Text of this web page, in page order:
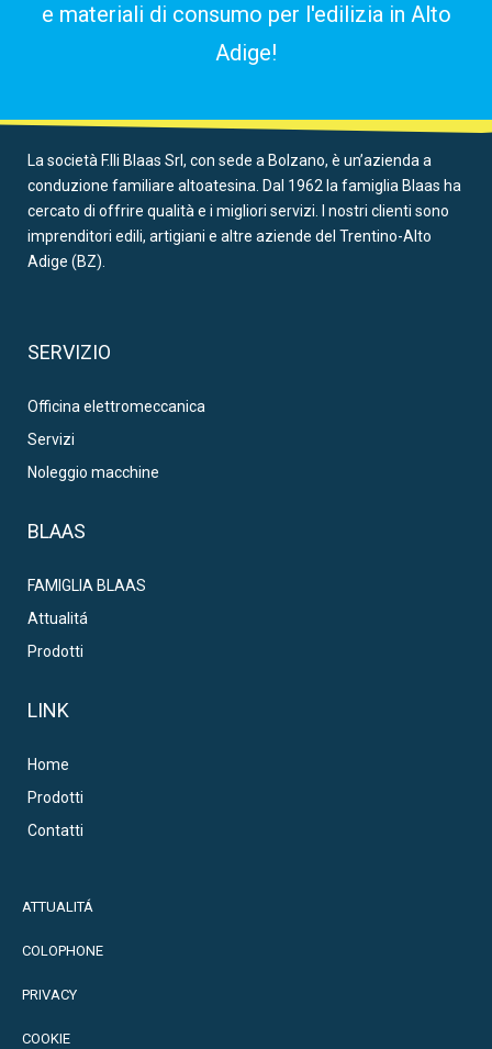
e materiali di consumo per l'edilizia in Alto
Adige!
La società F.lli Blaas Srl, con sede a Bolzano, è un’azienda a
conduzione familiare altoatesina. Dal 1962 la famiglia Blaas ha
cercato di offrire qualità e i migliori servizi. I nostri clienti sono
imprenditori edili, artigiani e altre aziende del Trentino-Alto
Adige (BZ).
SERVIZIO
Officina elettromeccanica
Servizi
Noleggio macchine
BLAAS
FAMIGLIA BLAAS
Attualitá
Prodotti
LINK
Home
Prodotti
Contatti
ATTUALITÁ
COLOPHONE
PRIVACY
COOKIE